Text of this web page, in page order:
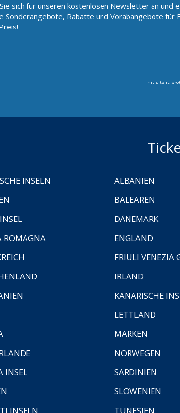
sich für unseren kostenlosen Newsletter an und
Sonderangebote, Rabatte und Vorabangebote für
This site is
INSELN ALBANIEN
BALEAREN
DÄNEMARK
ROMAGNA
ENGLAND
FRIULI VENEZIA
IRLAND
KANARISCHE
LETTLAND
MARKEN
NORWEGEN
INSEL
SARDINIEN
SLOWENIEN
INSELN
TUNESIEN